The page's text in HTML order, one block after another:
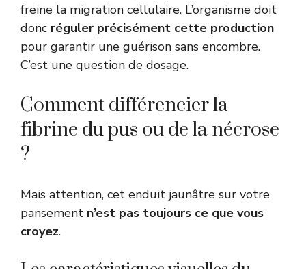
freine la migration cellulaire. L’organisme doit
donc réguler précisément cette production
pour garantir une guérison sans encombre.
C’est une question de dosage.
Comment différencier la
fibrine du pus ou de la nécrose
?
Mais attention, cet enduit jaunâtre sur votre
pansement n’est pas toujours ce que vous
croyez.